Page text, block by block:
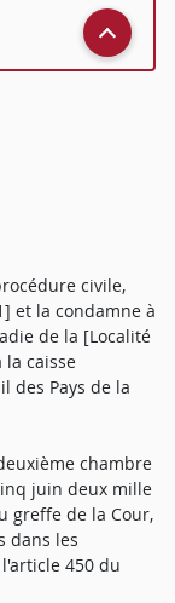
civile,
et la condamne à
de la [Localité
la caisse
des Pays de la
chambre
juin deux mille
greffe de la Cour,
dans les
450 du